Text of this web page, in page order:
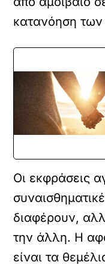
κατανόηση
Οι εκφράσεις
διαφέρουν,
την άλλη. Η
είναι τα